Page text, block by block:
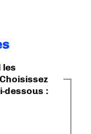
les
dessous :